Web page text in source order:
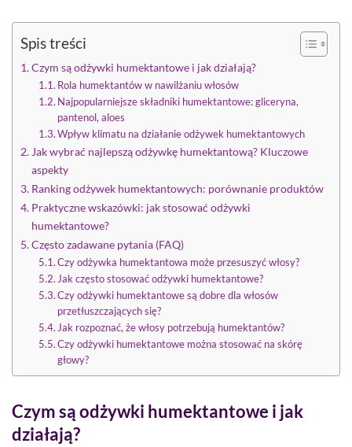
Spis treści
Czym są odżywki humektantowe i jak działają?
Rola humektantów w nawilżaniu włosów
Najpopularniejsze składniki humektantowe: gliceryna,
pantenol, aloes
Wpływ klimatu na działanie odżywek humektantowych
Jak wybrać najlepszą odżywkę humektantową? Kluczowe
aspekty
Ranking odżywek humektantowych: porównanie produktów
Praktyczne wskazówki: jak stosować odżywki
humektantowe?
Często zadawane pytania (FAQ)
Czy odżywka humektantowa może przesuszyć włosy?
Jak często stosować odżywki humektantowe?
Czy odżywki humektantowe są dobre dla włosów
przetłuszczających się?
Jak rozpoznać, że włosy potrzebują humektantów?
Czy odżywki humektantowe można stosować na skórę
głowy?
Czym są odżywki humektantowe i jak
działają?